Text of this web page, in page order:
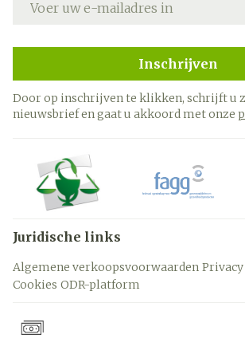
Inschrijven
Door op inschrijven te klikken, schrijft u
nieuwsbrief en gaat u akkoord met onze
Juridische links
Algemene verkoopsvoorwaarden
Cookies ODR-platform